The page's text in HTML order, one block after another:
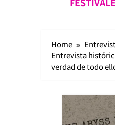
Home
Entrevista
verdad de todo